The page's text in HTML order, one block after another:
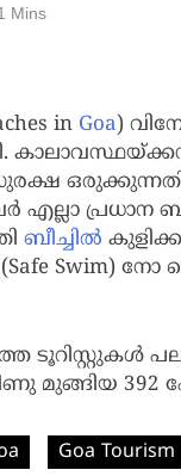
Mins
in Goa)
എല്ലാ പ്രധാന
ബീച്ചിൽ
Swim) നോ
മുങ്ങിയ 392
Goa Tourism